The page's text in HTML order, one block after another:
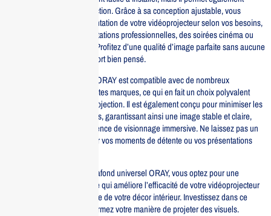
d’optimiser l’angle de projection. Grâce à sa conception ajustable, vous
pouvez personnaliser l’orientation de votre vidéoprojecteur selon vos besoins,
que ce soit pour des présentations professionnelles, des soirées cinéma ou
des événements spéciaux. Profitez d’une qualité d’image parfaite sans aucune
obstruction grâce à ce support bien pensé.
De plus, le support plafond ORAY est compatible avec de nombreux
vidéoprojecteurs de différentes marques, ce qui en fait un choix polyvalent
pour tous vos besoins de projection. Il est également conçu pour minimiser les
vibrations et les mouvements, garantissant ainsi une image stable et claire,
essentielle pour une expérience de visionnage immersive. Ne laissez pas un
montage inapproprié gâcher vos moments de détente ou vos présentations
En choisissant le support plafond universel ORAY, vous optez pour une
solution pratique et élégante qui améliore l’efficacité de votre vidéoprojecteur
tout en préservant l’harmonie de votre décor intérieur. Investissez dans ce
support de qualité et transformez votre manière de projeter des visuels.